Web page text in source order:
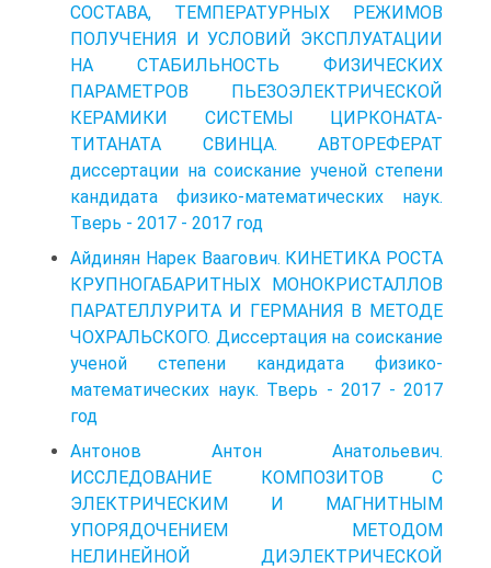
СОСТАВА, ТЕМПЕРАТУРНЫХ РЕЖИМОВ
ПОЛУЧЕНИЯ И УСЛОВИЙ ЭКСПЛУАТАЦИИ
НА СТАБИЛЬНОСТЬ ФИЗИЧЕСКИХ
ПАРАМЕТРОВ ПЬЕЗОЭЛЕКТРИЧЕСКОЙ
КЕРАМИКИ СИСТЕМЫ ЦИРКОНАТА-
ТИТАНАТА СВИНЦА. АВТОРЕФЕРАТ
диссертации на соискание ученой степени
кандидата физико-математических наук.
Тверь - 2017 - 2017 год
Айдинян Нарек Ваагович. КИНЕТИКА РОСТА
КРУПНОГАБАРИТНЫХ МОНОКРИСТАЛЛОВ
ПАРАТЕЛЛУРИТА И ГЕРМАНИЯ В МЕТОДЕ
ЧОХРАЛЬСКОГО. Диссертация на соискание
ученой степени кандидата физико-
математических наук. Тверь - 2017 - 2017
год
Антонов Антон Анатольевич.
ИССЛЕДОВАНИЕ КОМПОЗИТОВ C
ЭЛЕКТРИЧЕСКИМ И МАГНИТНЫМ
УПОРЯДОЧЕНИЕМ МЕТОДОМ
НЕЛИНЕЙНОЙ ДИЭЛЕКТРИЧЕСКОЙ